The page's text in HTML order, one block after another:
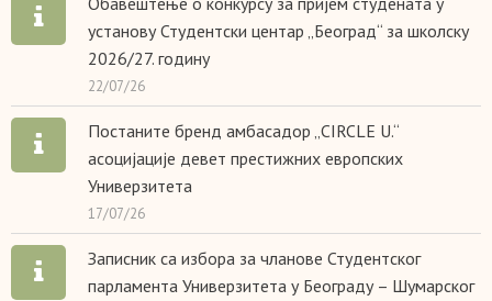
установу Студентски центар „Београд“ за школску
2026/27. годину
22/07/26
Постаните бренд амбасадор „CIRCLE U.“
асоцијације девет престижних европских
Универзитета
17/07/26
Записник са избора за чланове Студентског
парламента Универзитета у Београду – Шумарског